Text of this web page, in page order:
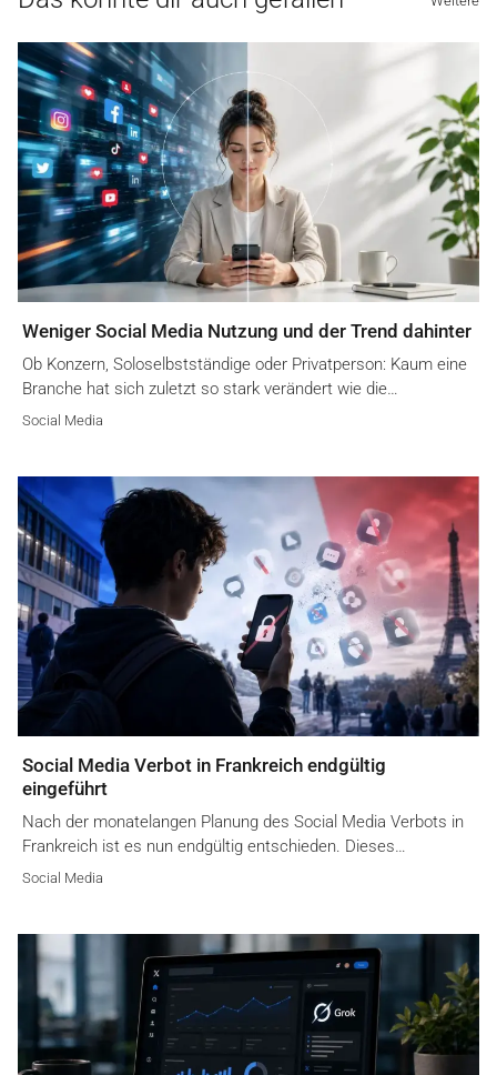
Weniger Social Media Nutzung und der Trend dahinter
Ob Konzern, Soloselbstständige oder Privatperson: Kaum eine
Branche hat sich zuletzt so stark verändert wie die…
Social Media
Social Media Verbot in Frankreich endgültig
eingeführt
Nach der monatelangen Planung des Social Media Verbots in
Frankreich ist es nun endgültig entschieden. Dieses…
Social Media